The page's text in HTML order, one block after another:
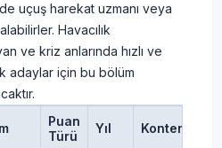
uçuş harekat uzmanı veya
Havacılık
ve kriz anlarında hızlı ve
adaylar için bu bölüm
Puan
Türü
Yıl Kontenjan